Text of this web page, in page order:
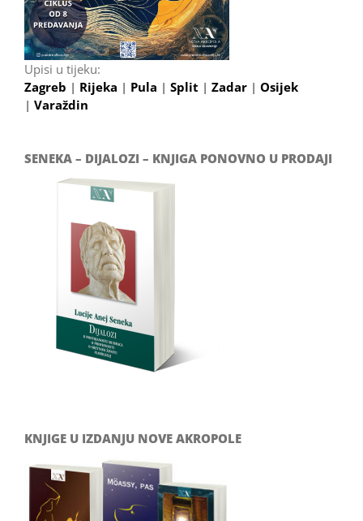
Upisi u tijeku:
Zagreb | Rijeka | Pula | Split | Zadar | Osijek
| Varaždin
SENEKA – DIJALOZI – KNJIGA PONOVNO U PRODAJI
KNJIGE U IZDANJU NOVE AKROPOLE